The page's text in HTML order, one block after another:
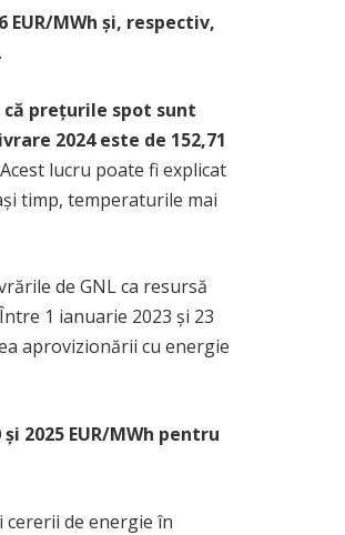
MWh și, respectiv,
prețurile spot sunt
2024 este de 152,71
lucru poate fi explicat
timp, temperaturile mai
de GNL ca resursă
1 ianuarie 2023 și 23
aprovizionării cu energie
2025 EUR/MWh pentru
cererii de energie în